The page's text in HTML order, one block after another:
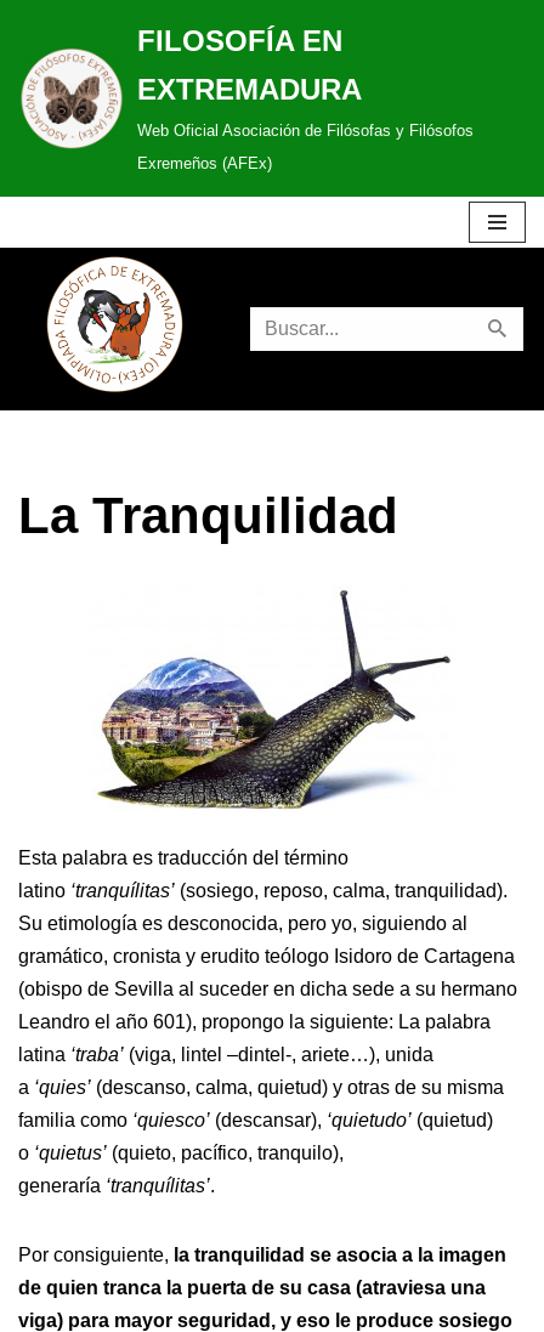
Saltar
al
contenido
FILOSOFÍA EN
EXTREMADURA
Web Oficial Asociación de Filósofas y Filósofos
Exremeños (AFEx)
La Tranquilidad
Esta palabra es traducción del término
latino ‘tranquílitas’ (sosiego, reposo, calma, tranquilidad).
Su etimología es desconocida, pero yo, siguiendo al
gramático, cronista y erudito teólogo Isidoro de Cartagena
(obispo de Sevilla al suceder en dicha sede a su hermano
Leandro el año 601), propongo la siguiente: La palabra
latina ‘traba’ (viga, lintel –dintel-, ariete…), unida
a ‘quies’ (descanso, calma, quietud) y otras de su misma
familia como ‘quiesco’ (descansar), ‘quietudo’ (quietud)
o ‘quietus’ (quieto, pacífico, tranquilo),
generaría ‘tranquílitas’.
Por consiguiente, la tranquilidad se asocia a la imagen
de quien tranca la puerta de su casa (atraviesa una
viga) para mayor seguridad, y eso le produce sosiego